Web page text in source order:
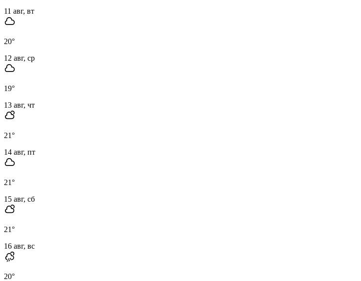
11 авг, вт
20°
12 авг, ср
19°
13 авг, чт
21°
14 авг, пт
21°
15 авг, сб
21°
16 авг, вс
20°